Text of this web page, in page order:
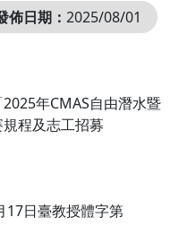
佈日期： 2025/08/01
年CMAS自由潛水暨
程及志工招募
17日臺教授體字第